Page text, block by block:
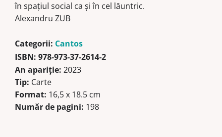
în spaţiul social ca şi în cel lăuntric.
Alexandru ZUB
Categorii: Cantos
ISBN: 978-973-37-2614-2
An apariţie: 2023
Tip: Carte
Format: 16,5 x 18.5 cm
Număr de pagini: 198